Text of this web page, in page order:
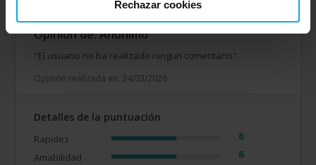
Rechazar cookies
Opinión de: Anónimo
"El usuario no ha realizado ningun comentario".
Opinión realizada en: 24/03/2026
Detalles de la puntuación
Rapidez 6
Amabilidad 6